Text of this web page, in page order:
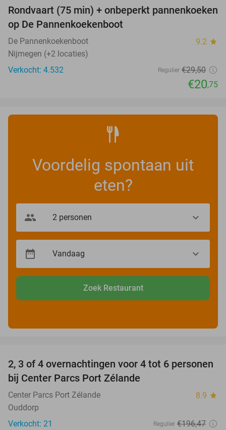
30%
Rondvaart (75 min) + onbeperkt pannenkoeken
op De Pannenkoekenboot
De Pannenkoekenboot 9.2 star
Nijmegen (+2 locaties)
Verkocht: 4.532
Regulier €29,50
€20,75
Voordelig spontaan uit
eten?
Zoek Restaurant
15%
2, 3 of 4 overnachtingen voor 4 tot 6 personen
bij Center Parcs Port Zélande
Center Parcs Port Zélande 8.9 star
Ouddorp
Verkocht: 21
Regulier €196,47